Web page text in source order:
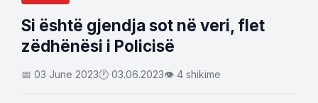
Si është gjendja sot në veri, flet
zëdhënësi i Policisë
📅 03 June 2023🕐 03.06.2023👁 4 shikime